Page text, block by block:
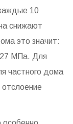
10
снижают
это значит:
МПа. Для
частного дома